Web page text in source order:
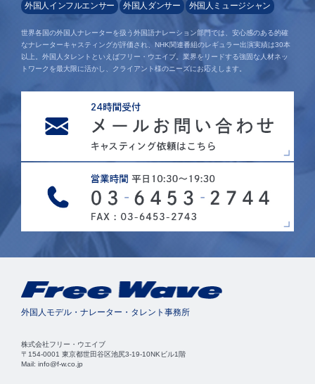
外国人インフルエンサー 外国人ダンサー 外国人ミュージシャン
世界各国の外国人ナレーターを扱う外国語ナレーション部門では、安心感のある的確
なナレーターキャスティングが評価され、NHK関連番組のレギュラー出演実績は30本
以上。外国人タレントといえばフリー・ウエイブ。業界をリードする強固な人材ネッ
トワークを最大限に活かし、クライアント様のニーズにお応えします。
外国人モデル・ナレーター・タレント事務所
株式会社フリー・ウエイブ
〒154-0001 東京都世田谷区池尻3-19-10NKビル1階
Mail: info@f-w.co.jp